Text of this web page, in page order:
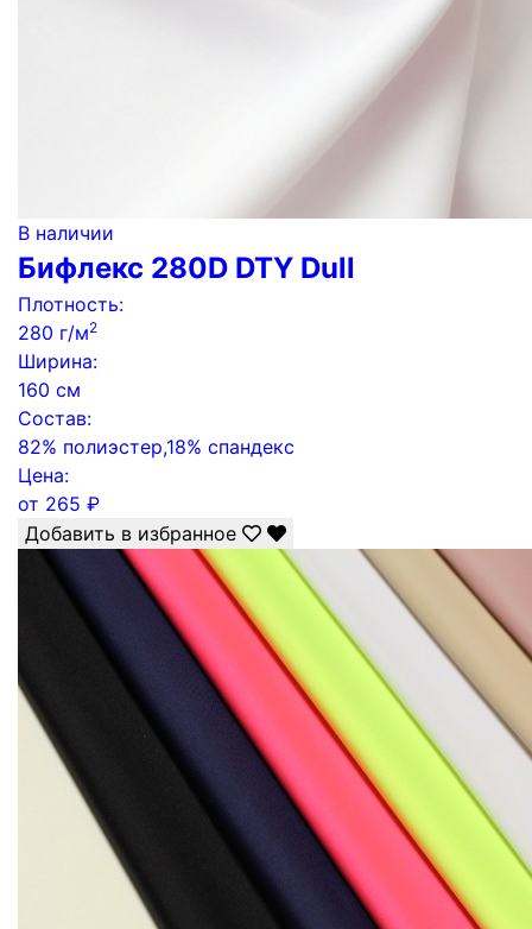
В наличии
Бифлекс 280D DTY Dull
Плотность:
280 г/м2
Ширина:
160 см
Состав:
82% полиэстер,18% спандекс
Цена:
от 265 ₽
Добавить в избранное